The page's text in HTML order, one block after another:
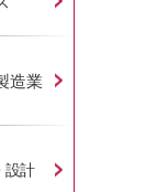
造業
設計